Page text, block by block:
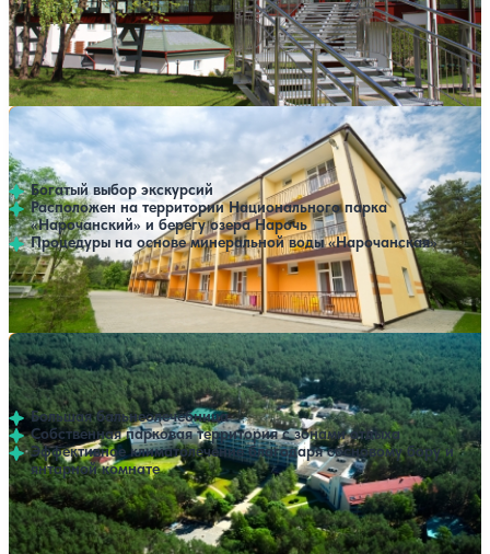
Профилей лечения:9 Крытый бассейн
Открытый бассейн
SPA
Санаторий Нарочанский берег
4 170 отзывов
Минская область
Богатый выбор экскурсий
Расположен на территории Национального парка
«Нарочанский» и берегу озера Нарочь
Процедуры на основе минеральной воды «Нарочанская»
Профилей лечения:4 SPA
Нет цен или свободных мест на выбранные даты
Выбрать другой вариант
Санаторий Сосновый бор
4.3292 отзыва
Минская область
Большая бальнеолечебница
Собственная парковая территория с зонами отдыха
Эффективное климатолечение благодаря сосновому бору и
янтарной комнате
Профилей лечения:8 Крытый бассейн SPA
Нет цен или свободных мест на выбранные даты
Выбрать другой вариант